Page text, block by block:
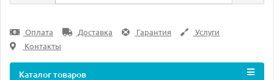
Оплата Доставка Гарантия
Услуги
Контакты
Каталог товаров